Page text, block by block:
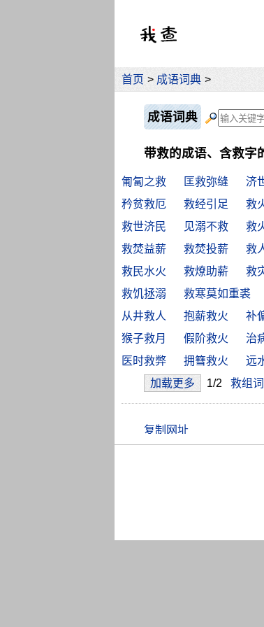
首页 > 成语词典 >
成语词典
带救的成语、含救字
匍匐之救 匡救弥缝 济
矜贫救厄
救经引足 救
救世济民
见溺不救 救
救焚益薪
救焚投薪 救
救民水火
救燎助薪 救
救饥拯溺
救寒莫如重裘
从井救人
抱薪救火 补
猴子救月
假阶救火 治
医时救弊
拥篲救火 远
加载更多
1/2 救组词